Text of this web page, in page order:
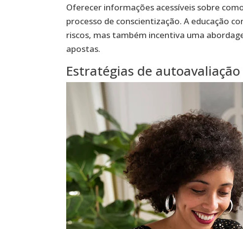
Oferecer informações acessíveis sobre
processo de conscientização. A educação
riscos, mas também incentiva uma
apostas.
Estratégias de